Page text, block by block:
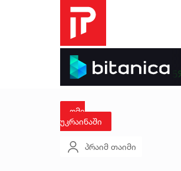
ომი
უკრაინაში
პრაიმ თაიმი